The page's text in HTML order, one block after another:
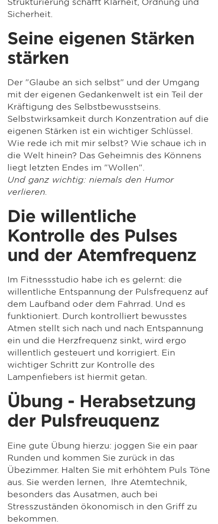
Sicherheit.
Seine eigenen Stärken
stärken
Der "Glaube an sich selbst" und der Umgang
mit der eigenen Gedankenwelt ist ein Teil der
Kräftigung des Selbstbewusstseins.
Selbstwirksamkeit durch Konzentration auf die
eigenen Stärken ist ein wichtiger Schlüssel.
Wie rede ich mit mir selbst? Wie schaue ich in
die Welt hinein? Das Geheimnis des Könnens
liegt letzten Endes im "Wollen".
Und ganz wichtig: niemals den Humor
verlieren.
Die willentliche
Kontrolle des Pulses
und der Atemfrequenz
Im Fitnessstudio habe ich es gelernt: die
willentliche Entspannung der Pulsfrequenz auf
dem Laufband oder dem Fahrrad. Und es
funktioniert. Durch kontrolliert bewusstes
Atmen stellt sich nach und nach Entspannung
ein und die Herzfrequenz sinkt, wird ergo
willentlich gesteuert und korrigiert. Ein
wichtiger Schritt zur Kontrolle des
Lampenfiebers ist hiermit getan.
Übung - Herabsetzung
der Pulsfreuquenz
Eine gute Übung hierzu: joggen Sie ein paar
Runden und kommen Sie zurück in das
Übezimmer. Halten Sie mit erhöhtem Puls Töne
aus. Sie werden lernen, Ihre Atemtechnik,
besonders das Ausatmen, auch bei
Stresszuständen ökonomisch in den Griff zu
bekommen.